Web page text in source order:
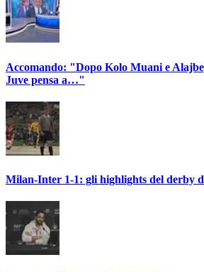
Accomando: "Dopo Kolo Muani e
Juve pensa a…"
Milan-Inter 1-1: gli highlights del derby